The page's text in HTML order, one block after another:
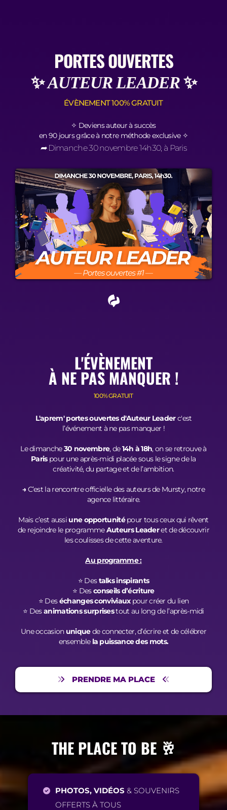
PORTES OUVERTES
✨AUTEUR LEADER✨
ÉVÈNEMENT 100% GRATUIT
✧ Deviens auteur à succès
en 90 jours grâce à notre méthode exclusive ✧
➦ Dimanche 30 novembre 14h30, à Paris
L'ÉVÈNEMENT
À NE PAS MANQUER !
100% GRATUIT
L'aprem' portes ouvertes d'Auteur Leaderc'est
l’événement à ne pas manquer !
Le dimanche30 novembre, de14h à 18h, on se retrouve à
Parispour une après-midi placée sous le signe de la
créativité, du partage et de l’ambition.
→C’est la rencontre officielle des auteurs de Mursty, notre
agence littéraire.
Mais c’est aussi une opportunitépour tous ceux qui rêvent
de rejoindre le programmeAuteurs Leaderet de découvrir
les coulisses de cette aventure.
Au programme :
⭐️ Destalks inspirants
⭐️ Desconseils d’écriture
⭐️ Deséchanges conviviaux pour créer du lien
⭐️ Desanimations surprisestout au long de l’après-midi
Une occasion uniquede connecter, d’écrire et de célébrer
ensemble la puissance des mots.
PRENDRE MA PLACE
THE PLACE TO BE 🥂
PHOTOS, VIDÉOS & SOUVENIRS
OFFERTS À TOUS